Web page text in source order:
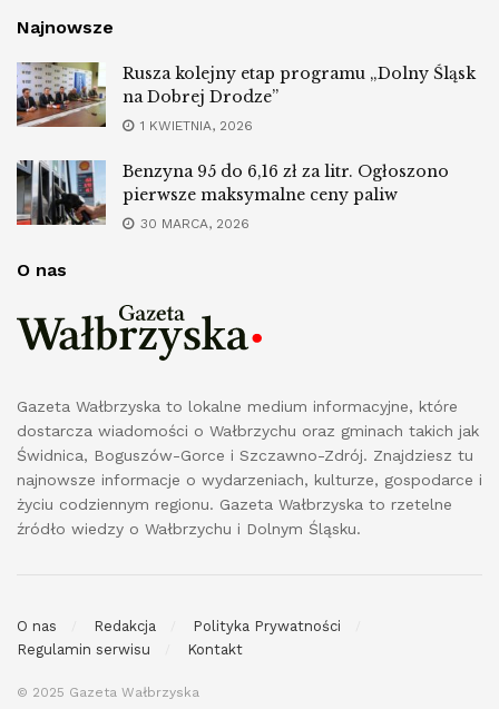
Najnowsze
Rusza kolejny etap programu „Dolny Śląsk
na Dobrej Drodze”
1 KWIETNIA, 2026
Benzyna 95 do 6,16 zł za litr. Ogłoszono
pierwsze maksymalne ceny paliw
30 MARCA, 2026
O nas
Gazeta Wałbrzyska to lokalne medium informacyjne, które
dostarcza wiadomości o Wałbrzychu oraz gminach takich jak
Świdnica, Boguszów-Gorce i Szczawno-Zdrój. Znajdziesz tu
najnowsze informacje o wydarzeniach, kulturze, gospodarce i
życiu codziennym regionu. Gazeta Wałbrzyska to rzetelne
źródło wiedzy o Wałbrzychu i Dolnym Śląsku.
O nas Redakcja
Polityka Prywatności
Regulamin serwisu
Kontakt
© 2025 Gazeta Wałbrzyska